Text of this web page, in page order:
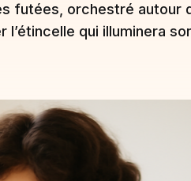
futées, orchestré
l’étincelle qui illuminera